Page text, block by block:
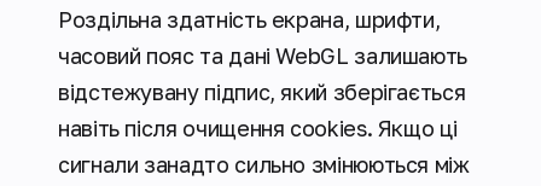
Роздільна здатність екрана, шрифти,
часовий пояс та дані WebGL залишають
відстежувану підпис, який зберігається
навіть після очищення cookies. Якщо ці
сигнали занадто сильно змінюються між